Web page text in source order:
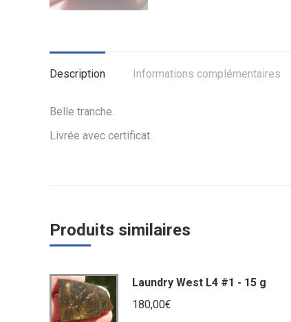
Description Informations complémentaires
Belle tranche.
Livrée avec certificat.
Produits similaires
Laundry West L4 #1 - 15 g
180,00€